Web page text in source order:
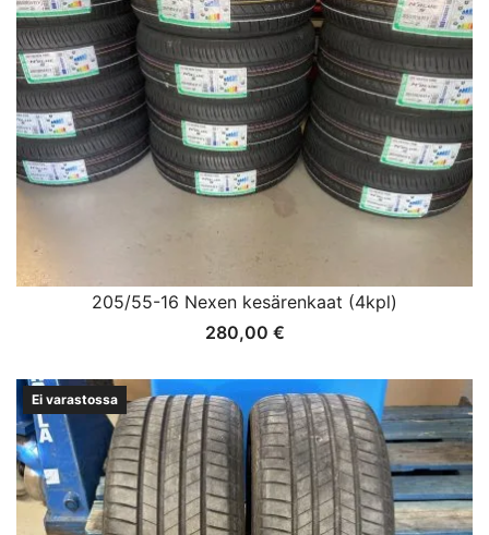
205/55-16 Nexen kesärenkaat (4kpl)
280,00 €
Ei varastossa